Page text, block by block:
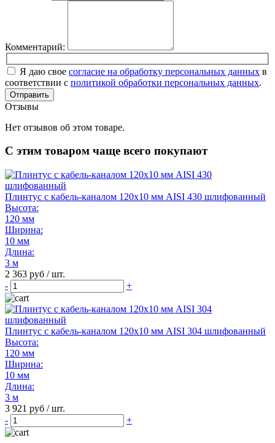
Комментарий:
Я даю свое согласие на обработку персональных данных в
соответствии с политикой обработки персональных данных.
Отправить
Отзывы
Нет отзывов об этом товаре.
С этим товаром чаще всего покупают
Плинтус с кабель-каналом 120х10 мм AISI 430 шлифованный
Высота:
120 мм
Ширина:
10 мм
Длина:
3 м
2 363 руб / шт.
-
+
Плинтус с кабель-каналом 120х10 мм AISI 304 шлифованный
Высота:
120 мм
Ширина:
10 мм
Длина:
3 м
3 921 руб / шт.
-
+